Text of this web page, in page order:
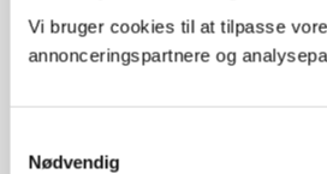
Vi bruger cookies til at tilpasse
annonceringspartnere og
Nødvendig